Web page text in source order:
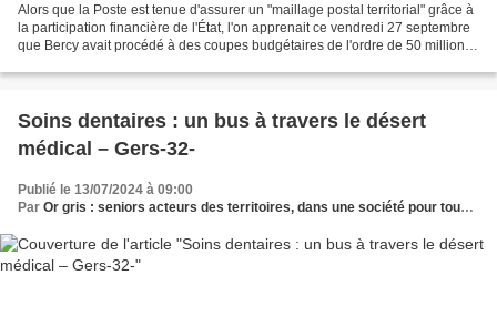
Alors que la Poste est tenue d'assurer un "maillage postal territorial" grâce à
la participation financière de l'État, l'on apprenait ce vendredi 27 septembre
que Bercy avait procédé à des coupes budgétaires de l'ordre de 50 millions
Soins dentaires : un bus à travers le désert
médical – Gers-32-
Publié le 13/07/2024 à 09:00
Par Or gris : seniors acteurs des territoires, dans une société pour tous les âges